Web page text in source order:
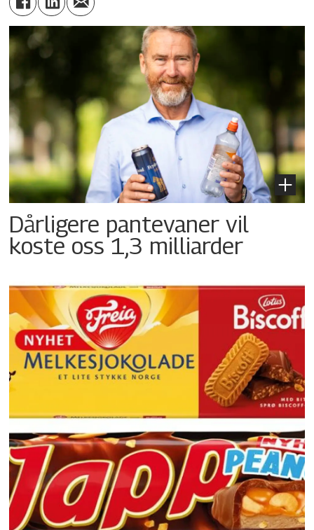
Dårligere pantevaner vil
koste oss 1,3 milliarder